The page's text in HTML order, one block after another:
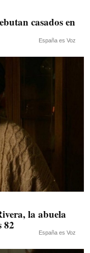
casados en
España es Voz
la abuela
82
España es Voz